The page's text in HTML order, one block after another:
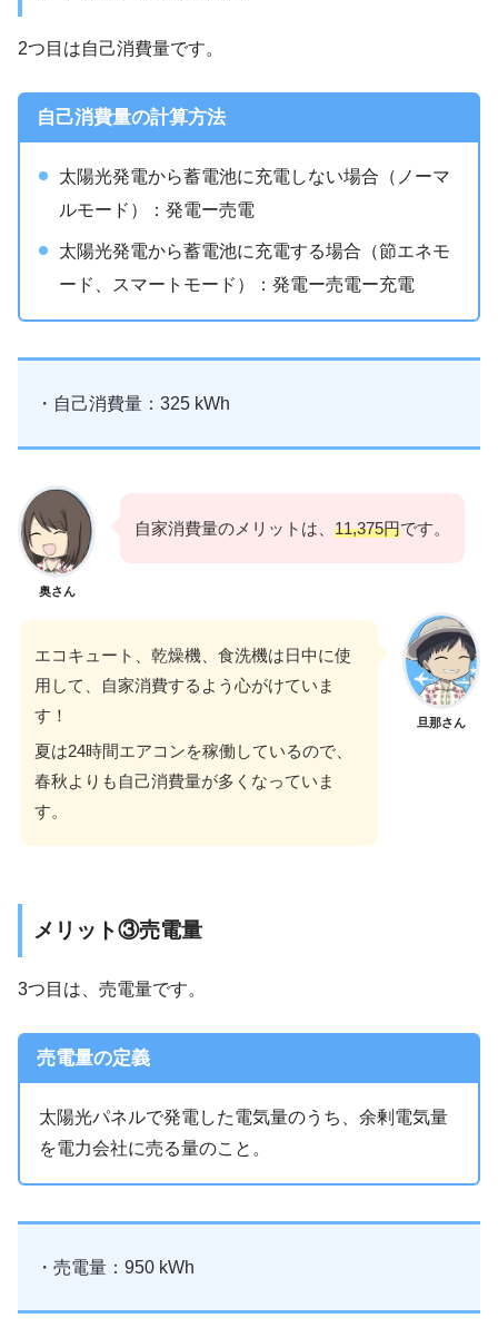
2つ目は自己消費量です。
自己消費量の計算方法
太陽光発電から蓄電池に充電しない場合（ノーマ
ルモード）：発電ー売電
太陽光発電から蓄電池に充電する場合（節エネモ
ード、スマートモード）：発電ー売電ー充電
・自己消費量：325 kWh
奥さん
自家消費量のメリットは、 11,375円です。
旦那さん
エコキュート、乾燥機、食洗機は日中に使
用して、自家消費するよう心がけていま
す！
夏は24時間エアコンを稼働しているので、
春秋よりも自己消費量が多くなっていま
す。
メリット③売電量
3つ目は、売電量です。
売電量の定義
太陽光パネルで発電した電気量のうち、余剰電気量
を電力会社に売る量のこと。
・売電量：950 kWh